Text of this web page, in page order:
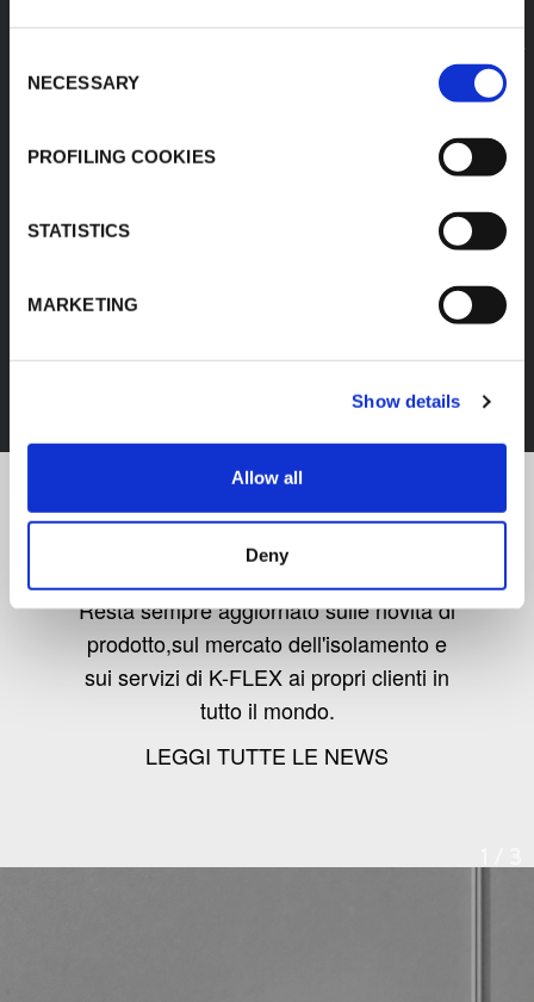
Selection
NECESSARY
PROFILING COOKIES
STATISTICS
MARKETING
Show details
Allow all
Deny
SCOPRI TUTTI I PRODOTTI
K-Flex news
Resta sempre aggiornato sulle novità di
prodotto,sul mercato dell'isolamento e
sui servizi di K-FLEX ai propri clienti in
tutto il mondo.
LEGGI TUTTE LE NEWS